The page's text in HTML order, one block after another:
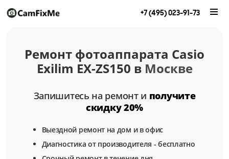
+7 (495) 023-91-73
Ремонт фотоаппарата Casio
Exilim EX-ZS150 в Москве
Запишитесь на ремонт и получите
скидку 20%
Выездной ремонт на дом и в офис
Диагностика от производителя - бесплатно